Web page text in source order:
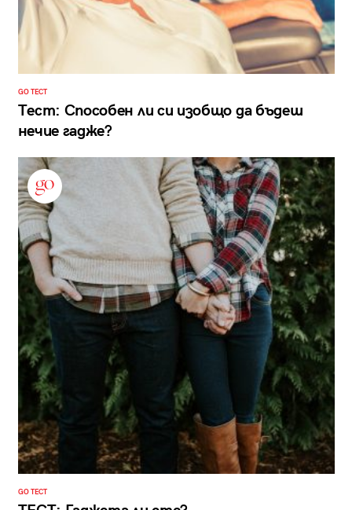
GO ТЕСТ
Тест: Способен ли си изобщо да бъдеш
нечие гадже?
GO ТЕСТ